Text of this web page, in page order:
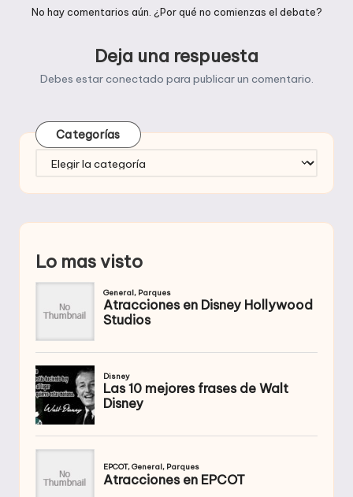
No hay comentarios aún. ¿Por qué no comienzas el debate?
Deja una respuesta
Debes estarconectado para publicar un comentario.
Categorías
Categorías
Lo mas visto